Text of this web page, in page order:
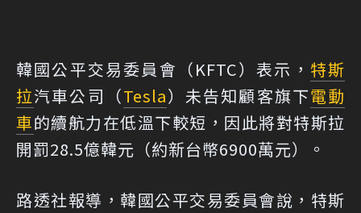
韓國公平交易委員會（KFTC）表示， 特斯
拉汽車公司（Tesla）未告知顧客旗下電動
車的續航力在低溫下較短，因此將對特斯拉
開罰28.5億韓元（約新台幣6900萬元）。
路透社報導，韓國公平交易委員會說，特斯